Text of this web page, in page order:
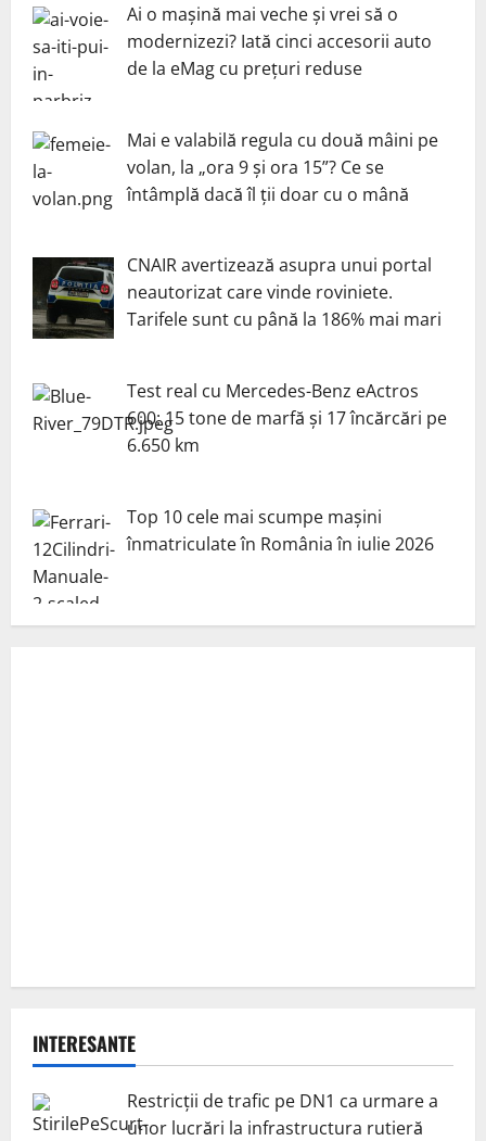
Ai o mașină mai veche și vrei să o
modernizezi? Iată cinci accesorii auto
de la eMag cu prețuri reduse
Mai e valabilă regula cu două mâini pe
volan, la „ora 9 și ora 15”? Ce se
întâmplă dacă îl ții doar cu o mână
CNAIR avertizează asupra unui portal
neautorizat care vinde roviniete.
Tarifele sunt cu până la 186% mai mari
Test real cu Mercedes-Benz eActros
600: 15 tone de marfă și 17 încărcări pe
6.650 km
Top 10 cele mai scumpe mașini
înmatriculate în România în iulie 2026
INTERESANTE
Restricții de trafic pe DN1 ca urmare a
unor lucrări la infrastructura rutieră